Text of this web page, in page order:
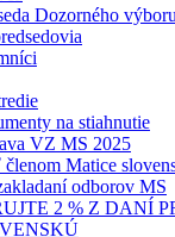
Dozorného výboru
na stiahnutie
VZ MS 2025
Matice
odborov MS
2 % Z DANÍ